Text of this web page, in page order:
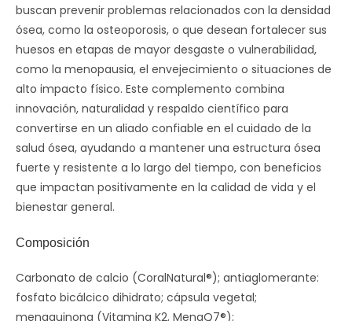
buscan prevenir problemas relacionados con la densidad
ósea, como la osteoporosis, o que desean fortalecer sus
huesos en etapas de mayor desgaste o vulnerabilidad,
como la menopausia, el envejecimiento o situaciones de
alto impacto físico. Este complemento combina
innovación, naturalidad y respaldo científico para
convertirse en un aliado confiable en el cuidado de la
salud ósea, ayudando a mantener una estructura ósea
fuerte y resistente a lo largo del tiempo, con beneficios
que impactan positivamente en la calidad de vida y el
bienestar general.
Composición
Carbonato de calcio (CoralNatural®); antiaglomerante:
fosfato bicálcico dihidrato; cápsula vegetal;
menaquinona (Vitamina K2, MenaQ7®);